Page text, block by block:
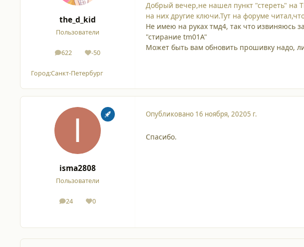
the_d_kid
Пользователи
622
сообщения
-50
Репутация
Город:Санкт-Петербург
Добрый вечер,не нашел пункт "стереть" на
на них другие ключи.Тут на форуме
Не имею на руках тмд4, так что извиняюсь
"стирание tm01A"
Может быть вам обновить прошивку надо,
isma2808
Пользователи
24
сообщения
0
Репутация
Опубликовано 16 ноября, 20205 г.
Спасибо.